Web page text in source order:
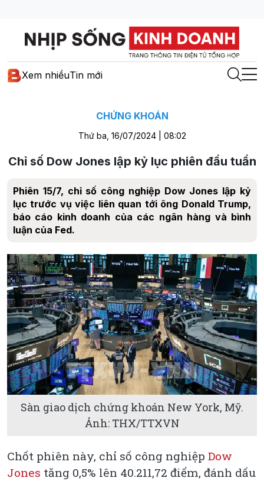
Xem nhiềuTin mới
CHỨNG KHOÁN
Thứ ba, 16/07/2024 | 08:02
Chỉ số Dow Jones lập kỷ lục phiên đầu tuần
Phiên 15/7, chỉ số công nghiệp Dow Jones lập kỷ
lục trước vụ việc liên quan tới ông Donald Trump,
báo cáo kinh doanh của các ngân hàng và bình
luận của Fed.
Sàn giao dịch chứng khoán New York, Mỹ.
Ảnh: THX/TTXVN
Chốt phiên này, chỉ số công nghiệp Dow
Jones tăng 0,5% lên 40.211,72 điểm, đánh dấu